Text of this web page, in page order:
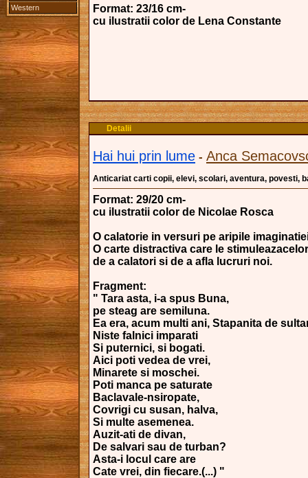
Western
Format: 23/16 cm-
cu ilustratii color de Lena Constante
Detalii
Hai hui prin lume - Anca
Anticariat carti copii, elevi, scolari, aventura, povesti,
Format: 29/20 cm-
cu ilustratii color de Nicolae Rosca
O calatorie in versuri pe aripile
O carte distractiva care le
de a calatori si de a afla lucruri noi.
Fragment:
" Tara asta, i-a spus Buna,
pe steag are semiluna.
Ea era, acum multi ani, Stapanita de
Niste falnici imparati
Si puternici, si bogati.
Aici poti vedea de vrei,
Minarete si moschei.
Poti manca pe saturate
Baclavale-nsiropate,
Covrigi cu susan, halva,
Si multe asemenea.
Auzit-ati de divan,
De salvari sau de turban?
Asta-i locul care are
Cate vrei, din fiecare.(...) "